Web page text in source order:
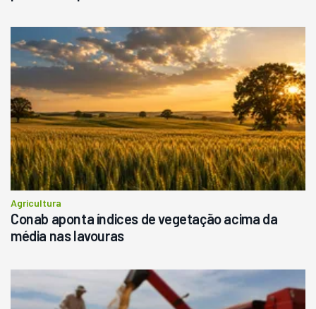
Agricultura
Conab aponta índices de vegetação acima da
média nas lavouras